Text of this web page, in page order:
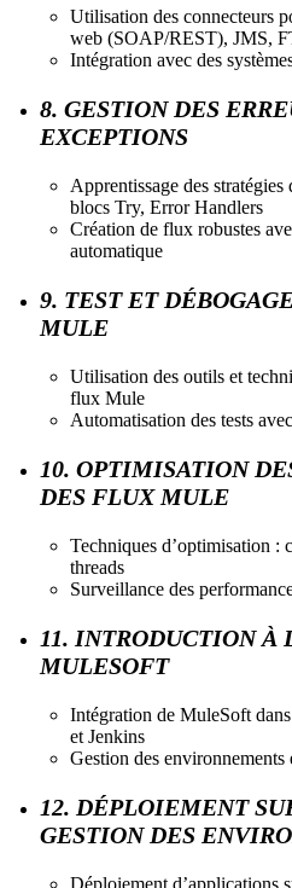
Utilisation des connecteurs
web (SOAP/REST), JMS,
Intégration avec des
8. GESTION DES
EXCEPTIONS
Apprentissage des
blocs Try, Error Handlers
Création de flux robustes
automatique
9. TEST ET
MULE
Utilisation des outils et
flux Mule
Automatisation des tests
10. OPTIMISATION
DES FLUX MULE
Techniques d’optimisation :
threads
Surveillance des
11. INTRODUCTION À
MULESOFT
Intégration de MuleSoft
et Jenkins
Gestion des environnements
12. DÉPLOIEMENT
GESTION DES
Déploiement d’applications